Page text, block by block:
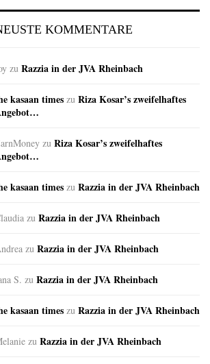
KOMMENTARE
zu Razzia in der JVA Rheinbach
kasaan times zu Riza Kosar’s zweifelhaftes
zu Riza Kosar’s zweifelhaftes
kasaan times zu Razzia in der JVA Rheinbach
zu Razzia in der JVA Rheinbach
zu Razzia in der JVA Rheinbach
S. zu Razzia in der JVA Rheinbach
kasaan times zu Razzia in der JVA Rheinbach
zu Razzia in der JVA Rheinbach